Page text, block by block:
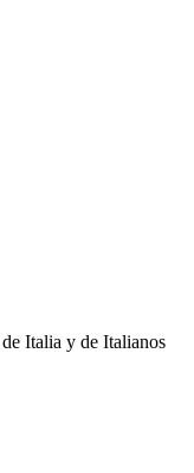
Italia y de Italianos